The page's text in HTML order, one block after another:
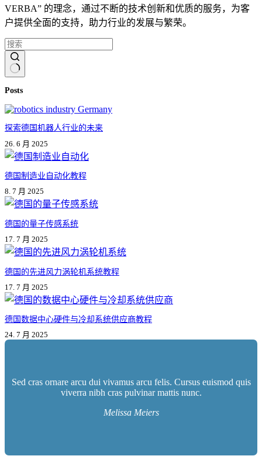
VERBA” 的理念，通过不断的技术创新和优质的服务，为客
户提供全面的支持，助力行业的发展与繁荣。
果
Posts
探索德国机器人行业的未来
26. 6 月 2025
德国制造业自动化教程
8. 7 月 2025
德国的量子传感系统
17. 7 月 2025
德国的先进风力涡轮机系统教程
17. 7 月 2025
德国数据中心硬件与冷却系统供应商教程
24. 7 月 2025
Sed cras ornare arcu dui vivamus arcu felis. Cursus euismod quis
viverra nibh cras pulvinar mattis nunc.
Melissa Meiers